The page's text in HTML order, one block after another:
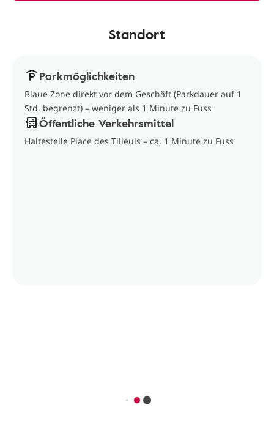
Standort
Parkmöglichkeiten
Blaue Zone direkt vor dem Geschäft (Parkdauer auf 1
Std. begrenzt) – weniger als 1 Minute zu Fuss
Öffentliche Verkehrsmittel
Haltestelle Place des Tilleuls – ca. 1 Minute zu Fuss